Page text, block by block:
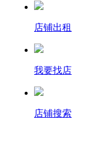
店铺出租
我要找店
店铺搜索